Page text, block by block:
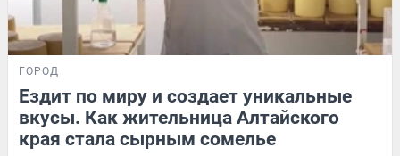
ГОРОД
Ездит по миру и создает уникальные
вкусы. Как жительница Алтайского
края стала сырным сомелье